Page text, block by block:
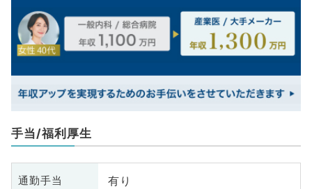
手当/福利厚生
通勤手当 有り